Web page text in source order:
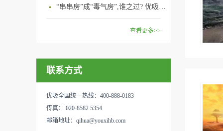
“串串房”成“毒气房”,谁之过? 优吸守护呼吸健康11年专注室内空气治理！
查看更多>>
联系方式
优吸全国统一热线：400-888-0183
传真： 020-8582 5354
邮箱地址：qihua@youxihb.com